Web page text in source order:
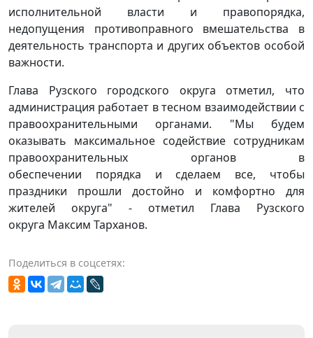
исполнительной власти и правопорядка,
недопущения противоправного вмешательства в
деятельность транспорта и других объектов особой
важности.
Глава Рузского городского округа отметил, что
администрация работает в тесном взаимодействии с
правоохранительными органами. "Мы будем
оказывать максимальное содействие сотрудникам
правоохранительных органов в
обеспечении порядка и сделаем все, чтобы
праздники прошли достойно и комфортно для
жителей округа" - отметил Глава Рузского
округа Максим Тарханов.
Поделиться в соцсетях: